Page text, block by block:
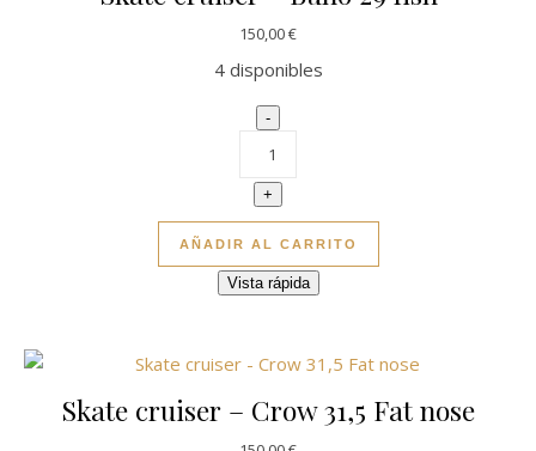
150,00€
4 disponibles
Skate cruiser - Buho 29 fish
-
+
AÑADIR AL CARRITO
Vista rápida
Skate cruiser – Crow 31,5 Fat nose